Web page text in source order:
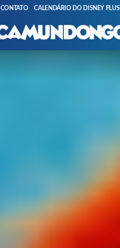
CONTATO CALENDÁRIO DO DISNEY PLUS